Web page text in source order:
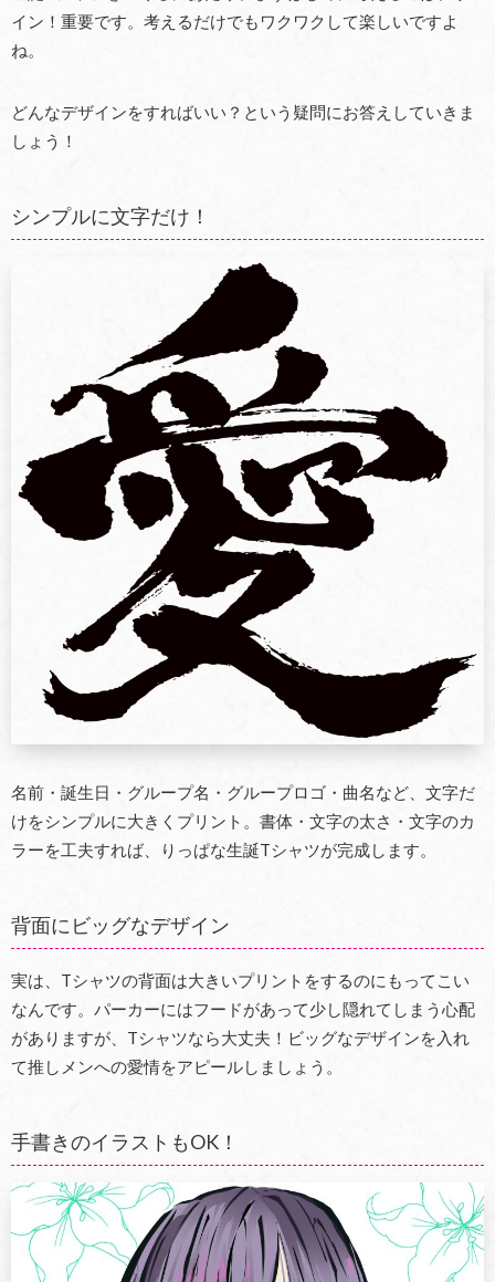
イン！重要です。考えるだけでもワクワクして楽しいですよ
ね。
どんなデザインをすればいい？という疑問にお答えしていきま
しょう！
シンプルに文字だけ！
名前・誕生日・グループ名・グループロゴ・曲名など、文字だ
けをシンプルに大きくプリント。書体・文字の太さ・文字のカ
ラーを工夫すれば、りっぱな生誕Tシャツが完成します。
背面にビッグなデザイン
実は、Tシャツの背面は大きいプリントをするのにもってこい
なんです。パーカーにはフードがあって少し隠れてしまう心配
がありますが、Tシャツなら大丈夫！ビッグなデザインを入れ
て推しメンへの愛情をアピールしましょう。
手書きのイラストもOK！